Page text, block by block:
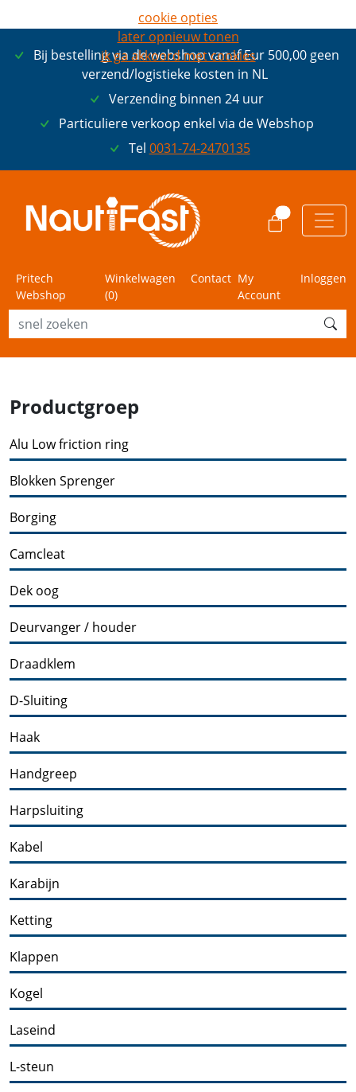
Bij bestelling via de webshop vanaf Eur 500,00 geen
verzend/logistieke kosten in NL
Verzending binnen 24 uur
Particuliere verkoop enkel via de Webshop
Tel 0031-74-2470135
Pritech
Webshop
Winkelwagen
(0)
Contact My
Account
Inloggen
Productgroep
Alu Low friction ring
Blokken Sprenger
Borging
Camcleat
Dek oog
Deurvanger / houder
Draadklem
D-Sluiting
Haak
Handgreep
Harpsluiting
Kabel
Karabijn
Ketting
Klappen
Kogel
Laseind
L-steun
cookie opties
later opnieuw tonen
ik ga akkoord met cookies